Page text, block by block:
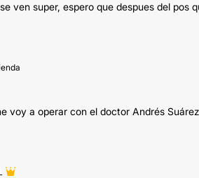
ven super, espero que despues del pos
voy a operar con el doctor Andrés